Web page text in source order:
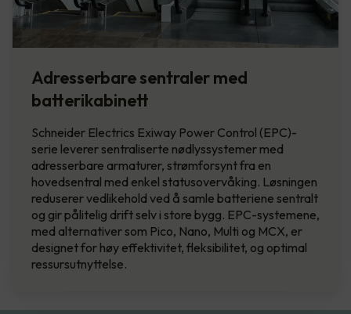
Adresserbare sentraler med
batterikabinett
Schneider Electrics Exiway Power Control (EPC)-
serie leverer sentraliserte nødlyssystemer med
adresserbare armaturer, strømforsynt fra en
hovedsentral med enkel statusovervåking. Løsningen
reduserer vedlikehold ved å samle batteriene sentralt
og gir pålitelig drift selv i store bygg. EPC-systemene,
med alternativer som Pico, Nano, Multi og MCX, er
designet for høy effektivitet, fleksibilitet, og optimal
ressursutnyttelse.